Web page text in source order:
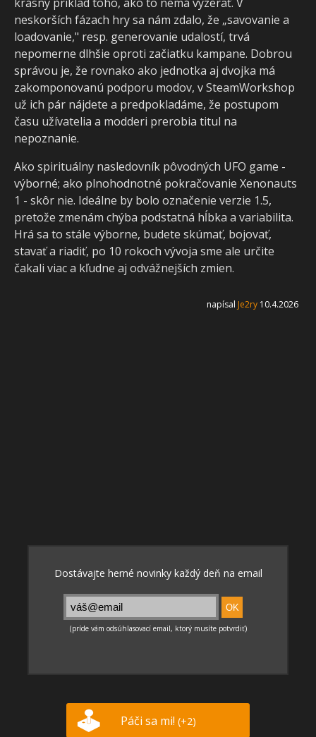
neskorších fázach hry sa nám zdalo, že „savovanie a
loadovanie," resp. generovanie udalostí, trvá
nepomerne dlhšie oproti začiatku kampane. Dobrou
správou je, že rovnako ako jednotka aj dvojka má
zakomponovanú podporu modov, v SteamWorkshop
už ich pár nájdete a predpokladáme, že postupom
času užívatelia a modderi prerobia titul na
nepoznanie.
Ako spirituálny nasledovník pôvodných UFO game -
výborné; ako plnohodnotné pokračovanie Xenonauts
1 - skôr nie. Ideálne by bolo označenie verzie 1.5,
pretože zmenám chýba podstatná hĺbka a variabilita.
Hrá sa to stále výborne, budete skúmať, bojovať,
stavať a riadiť, po 10 rokoch vývoja sme ale určite
čakali viac a kľudne aj odvážnejších zmien.
napísal Je2ry 10.4.2026
Páči sa mi! (+2)